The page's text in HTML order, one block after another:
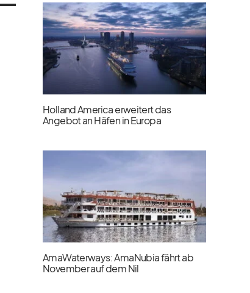
Holland America erweitert das
Angebot an Häfen in Europa
AmaWaterways: AmaNubia fährt ab
November auf dem Nil